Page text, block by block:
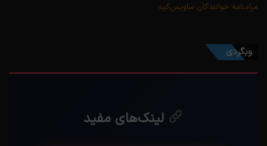
مرامنامه خوانندگان ساویس‌گیم
وبگردی
لینک‌های مفید